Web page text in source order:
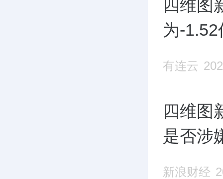
四维图
为-
有连云
四维图
是否涉
新浪财经